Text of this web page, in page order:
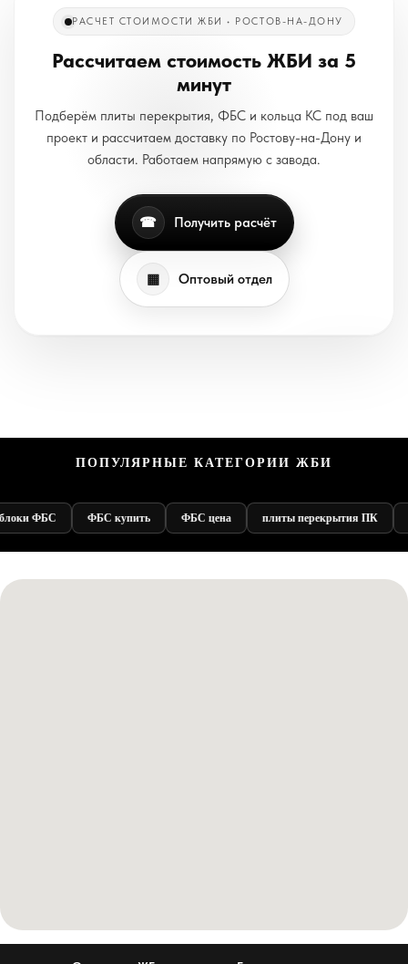
РАСЧЕТ СТОИМОСТИ ЖБИ • РОСТОВ-НА-ДОНУ
Рассчитаем стоимость ЖБИ за 5
минут
Подберём плиты перекрытия, ФБС и кольца КС под ваш
проект и рассчитаем доставку по Ростову-на-Дону и
области. Работаем напрямую с завода.
☎ Получить расчёт
▦ Оптовый отдел
ПОПУЛЯРНЫЕ КАТЕГОРИИ ЖБИ
ФБС ФБС купить ФБС цена плиты перекрытия ПК